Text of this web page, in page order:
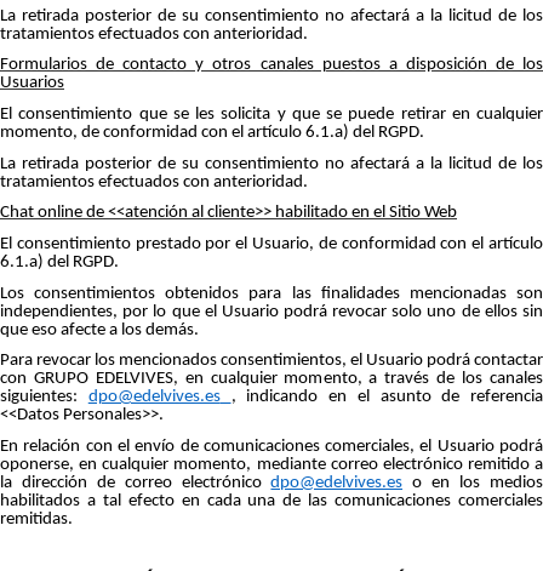
La retirada posterior de su consentimiento no afectará a la licitud de los
tratamientos efectuados con anterioridad.
Formularios de contacto y otros canales puestos a disposición de los
Usuarios
El consentimiento que se les solicita y que se puede retirar en cualquier
momento, de conformidad con el artículo 6.1.a) del RGPD.
La retirada posterior de su consentimiento no afectará a la licitud de los
tratamientos efectuados con anterioridad.
Chat online de <<atención al cliente>> habilitado en el Sitio Web
El consentimiento prestado por el Usuario, de conformidad con el artículo
6.1.a) del RGPD.
Los consentimientos obtenidos para las finalidades mencionadas son
independientes, por lo que el Usuario podrá revocar solo uno de ellos sin
que eso afecte a los demás.
Para revocar los mencionados consentimientos, el Usuario podrá contactar
con GRUPO EDELVIVES, en cualquier momento, a través de los canales
siguientes: dpo@edelvives.es
, indicando en el asunto de referencia
<<Datos Personales>>.
En relación con el envío de comunicaciones comerciales, el Usuario podrá
oponerse, en cualquier momento, mediante correo electrónico remitido a
la dirección de correo electrónicodpo@edelvives.es o en los medios
habilitados a tal efecto en cada una de las comunicaciones comerciales
remitidas.